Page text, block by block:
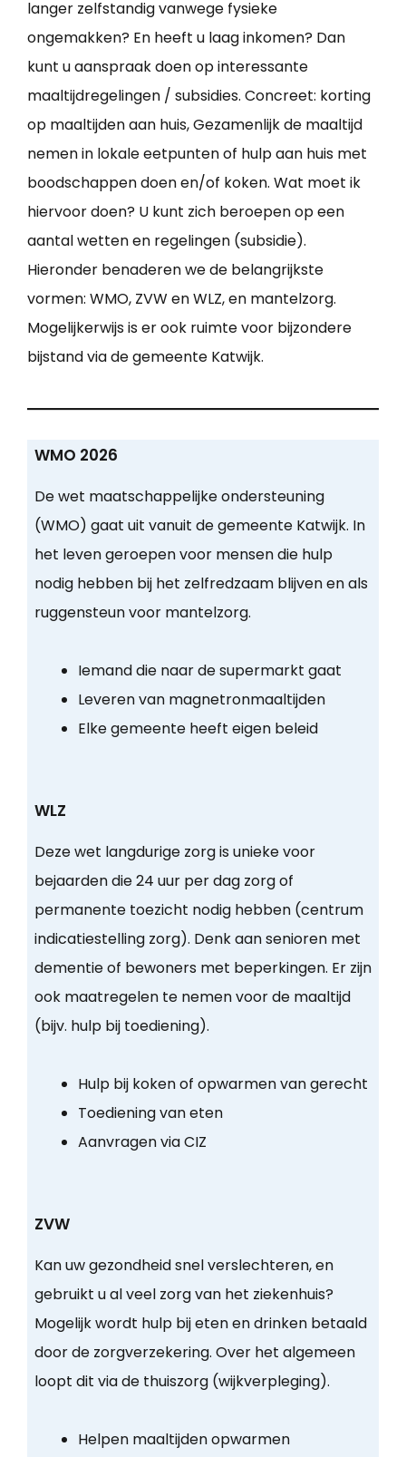
langer zelfstandig vanwege fysieke
ongemakken? En heeft u laag inkomen? Dan
kunt u aanspraak doen op interessante
maaltijdregelingen / subsidies. Concreet: korting
op maaltijden aan huis, Gezamenlijk de maaltijd
nemen in lokale eetpunten of hulp aan huis met
boodschappen doen en/of koken. Wat moet ik
hiervoor doen? U kunt zich beroepen op een
aantal wetten en regelingen (subsidie).
Hieronder benaderen we de belangrijkste
vormen: WMO, ZVW en WLZ, en mantelzorg.
Mogelijkerwijs is er ook ruimte voor bijzondere
bijstand via de gemeente Katwijk.
WMO 2026
De wet maatschappelijke ondersteuning
(WMO) gaat uit vanuit de gemeente Katwijk. In
het leven geroepen voor mensen die hulp
nodig hebben bij het zelfredzaam blijven en als
ruggensteun voor mantelzorg.
Iemand die naar de supermarkt gaat
Leveren van magnetronmaaltijden
Elke gemeente heeft eigen beleid
WLZ
Deze wet langdurige zorg is unieke voor
bejaarden die 24 uur per dag zorg of
permanente toezicht nodig hebben (centrum
indicatiestelling zorg). Denk aan senioren met
dementie of bewoners met beperkingen. Er zijn
ook maatregelen te nemen voor de maaltijd
(bijv. hulp bij toediening).
Hulp bij koken of opwarmen van gerecht
Toediening van eten
Aanvragen via CIZ
ZVW
Kan uw gezondheid snel verslechteren, en
gebruikt u al veel zorg van het ziekenhuis?
Mogelijk wordt hulp bij eten en drinken betaald
door de zorgverzekering. Over het algemeen
loopt dit via de thuiszorg (wijkverpleging).
Helpen maaltijden opwarmen